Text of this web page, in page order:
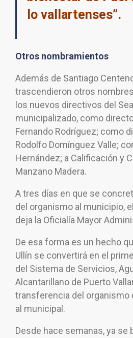
lo vallartenses”.
Otros nombramientos
Además de Santiago
trascendieron otros
los nuevos directivos del
municipalizado, como
Fernando Rodríguez; como
Rodolfo Domínguez Valle;
Hernández; a Calificación y
Manzano Madera.
A tres días en que se
del organismo al municipio,
deja la Oficialía Mayor
De esa forma es un hecho
Ullín se convertirá en el
del Sistema de Servicios,
Alcantarillano de Puerto
transferencia del organismo
al municipal.
Desde hace semanas, ya se